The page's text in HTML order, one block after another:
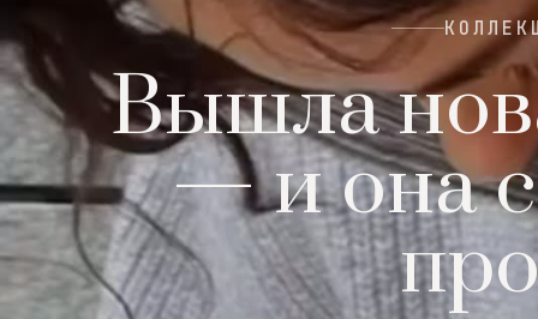
Вышла
— и она